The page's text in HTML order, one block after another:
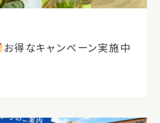
お得なキャンペーン実施中